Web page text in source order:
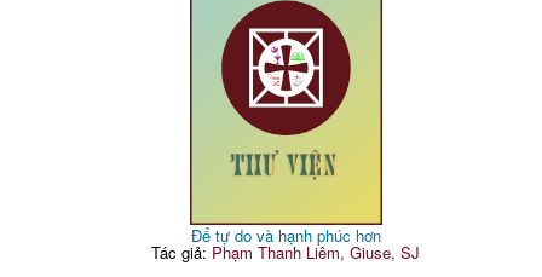
Để tự do và hạnh phúc hơn
Tác giả: Phạm Thanh Liêm, Giuse, SJ